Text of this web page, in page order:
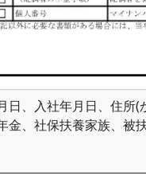
日、入社年月日、住所(
金、社保扶養家族、被